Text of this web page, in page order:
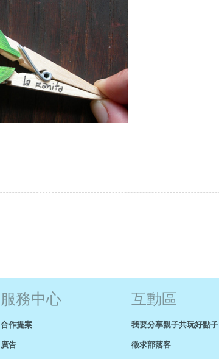
服務中心
合作提案
廣告
互動區
我要分享親子共玩好點子
徵求部落客